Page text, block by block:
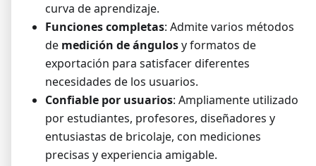
curva de aprendizaje.
Funciones completas: Admite varios métodos
de medición de ángulosy formatos de
exportación para satisfacer diferentes
necesidades de los usuarios.
Confiable por usuarios: Ampliamente utilizado
por estudiantes, profesores, diseñadores y
entusiastas de bricolaje, con mediciones
precisas y experiencia amigable.